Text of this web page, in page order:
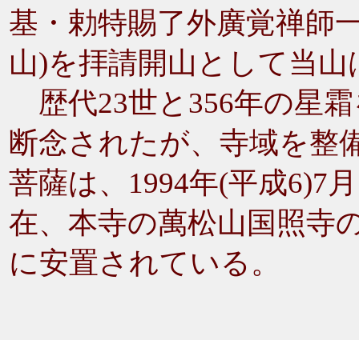
基・勅特賜了外廣覚禅師
山)を拝請開山として当
歴代23世と356年の星
断念されたが、寺域を整
菩薩は、1994年(平成6)7
在、本寺の萬松山国照寺
に安置されている。